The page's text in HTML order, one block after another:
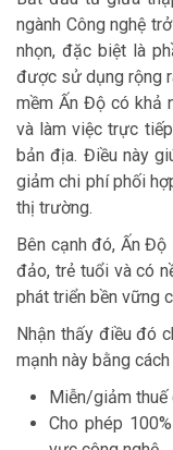
ngành Công nghệ
nhọn, đặc biệt là
được sử dụng rộng
mềm Ấn Độ có khả
và làm việc trực
bản địa. Điều này
giảm chi phí phối
thị trường.
Bên cạnh đó, Ấn
đảo, trẻ tuổi và có
phát triển bền vững
Nhận thấy điều đó
mạnh này bằng
Miễn/giảm thuế
Cho phép